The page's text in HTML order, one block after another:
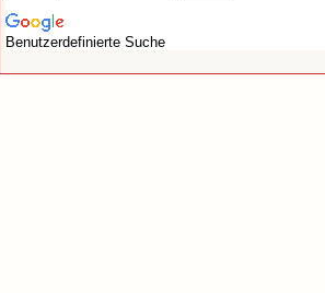
Benutzerdefinierte Suche